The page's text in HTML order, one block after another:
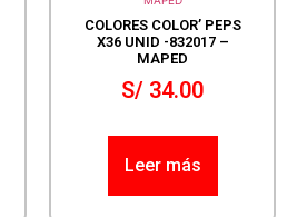
COLORES COLOR’ PEPS
X36 UNID -832017 –
MAPED
S/ 34.00
Leer más